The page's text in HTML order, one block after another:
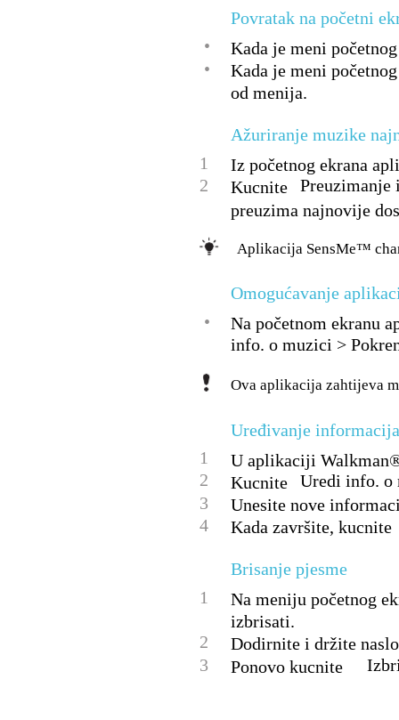
Povratak na početni
•
Kada je meni
•
Kada je meni
od menija.
Ažuriranje muzike
1
Iz početnog ekrana
2
Kucnite
Preuzimanje
preuzima najnovije
Aplikacija SensMe™
Omogućavanje
•
Na početnom ekranu
info. o muzici >
Ova aplikacija zahtijeva
Uređivanje
1
U aplikaciji
2
Kucnite
Uredi info. o
3
Unesite nove
4
Kada završite, kucnite
Brisanje pjesme
1
Na meniju početnog
izbrisati.
2
Dodirnite i držite
3
Ponovo kucnite